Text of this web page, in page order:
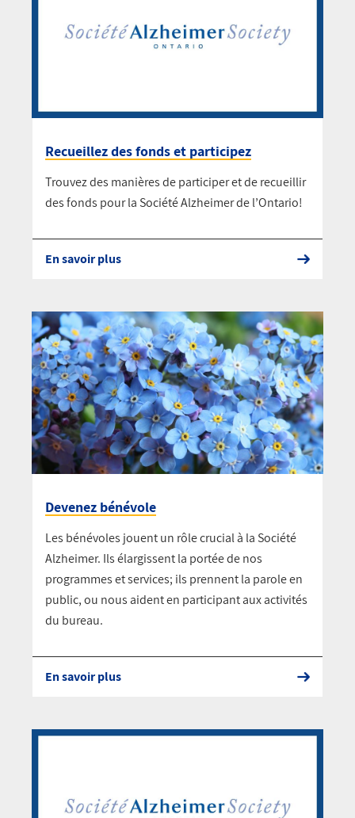
Recueillez des fonds et participez
Trouvez des manières de participer et de recueillir
des fonds pour la Société Alzheimer de l’Ontario!
En savoir plus
Devenez bénévole
Les bénévoles jouent un rôle crucial à la Société
Alzheimer. Ils élargissent la portée de nos
programmes et services; ils prennent la parole en
public, ou nous aident en participant aux activités
du bureau.
En savoir plus